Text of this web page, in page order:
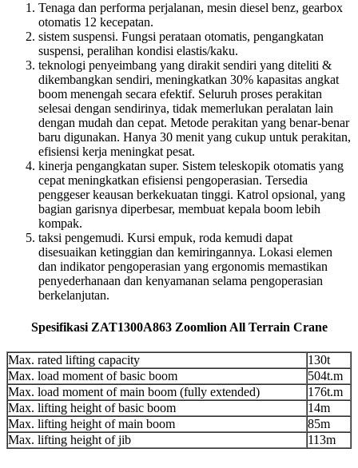
Tenaga dan performa perjalanan, mesin diesel benz, gearbox
otomatis 12 kecepatan.
sistem suspensi. Fungsi perataan otomatis, pengangkatan
suspensi, peralihan kondisi elastis/kaku.
teknologi penyeimbang yang dirakit sendiri yang diteliti &
dikembangkan sendiri, meningkatkan 30% kapasitas angkat
boom menengah secara efektif. Seluruh proses perakitan
selesai dengan sendirinya, tidak memerlukan peralatan lain
dengan mudah dan cepat. Metode perakitan yang benar-benar
baru digunakan. Hanya 30 menit yang cukup untuk perakitan,
efisiensi kerja meningkat pesat.
kinerja pengangkatan super. Sistem teleskopik otomatis yang
cepat meningkatkan efisiensi pengoperasian. Tersedia
penggeser keausan berkekuatan tinggi. Katrol opsional, yang
bagian garisnya diperbesar, membuat kepala boom lebih
kompak.
taksi pengemudi. Kursi empuk, roda kemudi dapat
disesuaikan ketinggian dan kemiringannya. Lokasi elemen
dan indikator pengoperasian yang ergonomis memastikan
penyederhanaan dan kenyamanan selama pengoperasian
berkelanjutan.
Spesifikasi ZAT1300A863 Zoomlion All Terrain Crane
Max. rated lifting capacity
130t
Max. load moment of basic boom
504t.m
Max. load moment of main boom (fully extended)
176t.m
Max. lifting height of basic boom
14m
Max. lifting height of main boom
85m
Max. lifting height of jib
113m